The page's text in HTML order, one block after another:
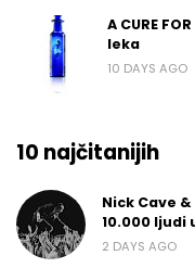
A CURE
leka
10 DAYS AGO
10 najčitanijih
Nick Cave
10.000 ljudi
2 DAYS AGO